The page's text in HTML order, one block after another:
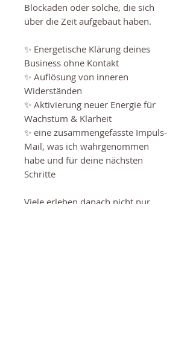
Blockaden oder solche, die sich
über die Zeit aufgebaut haben.​
✨ Energetische Klärung deines
Business ohne Kontakt
✨ Auflösung von inneren
Widerständen
✨ Aktivierung neuer Energie für
Wachstum & Klarheit
✨ eine zusammengefasste Impuls-
Mail, was ich wahrgenommen
habe und für deine nächsten
Schritte​
Viele erleben danach nicht nur